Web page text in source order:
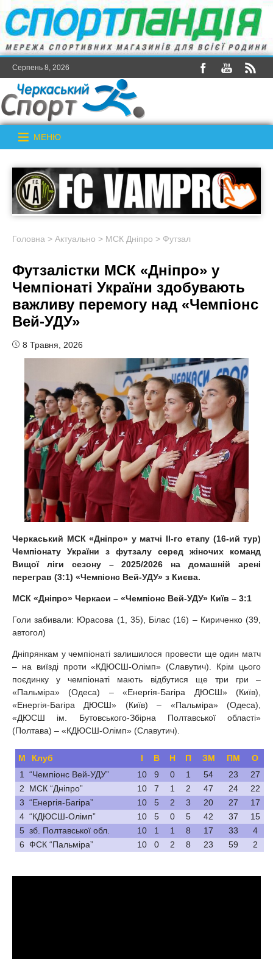
Серпень 8, 2026
МЕНЮ
Головна > Актуально > МСК Дніпро > Футзал
Футзалістки МСК «Дніпро» у
Чемпіонаті України здобувають
важливу перемогу над «Чемпіонс
Вей-УДУ»
8 Травня, 2026
Черкаський МСК «Дніпро» у матчі II-го етапу (16-ий тур)
Чемпіонату України з футзалу серед жіночих команд
Вищої ліги сезону – 2025/2026 на домашній арені
переграв (3:1) «Чемпіонс Вей-УДУ» з Києва.
МСК «Дніпро» Черкаси – «Чемпіонс Вей-УДУ» Київ – 3:1
Голи забивали: Юрасова (1, 35), Білас (16) – Кириченко (39,
автогол)
Дніпрянкам у чемпіонаті залишилося провести ще один матч
– на виїзді проти «КДЮСШ-Олімп» (Славутич). Крім цього
поєдинку у чемпіонаті мають відбутися ще три гри –
«Пальміра» (Одеса) – «Енергія-Багіра ДЮСШ» (Київ),
«Енергія-Багіра ДЮСШ» (Київ) – «Пальміра» (Одеса),
«ДЮСШ ім. Бутовського-Збірна Полтавської області»
(Полтава) – «КДЮСШ-Олімп» (Славутич).
М Клуб І В Н П ЗМ ПМ
О
1
“Чемпіонс Вей-УДУ” 10 9 0 1 54 23
27
2
МСК “Дніпро” 10 7 1 2 47 24
22
3 “Енергія-Багіра” 10 5 2 3 20 27
17
4 “КДЮСШ-Олімп” 10 5 0 5 42 37
15
5 зб. Полтавської обл. 10 1 1 8 17 33
4
6 ФСК “Пальміра” 10 0 2 8 23 59 2